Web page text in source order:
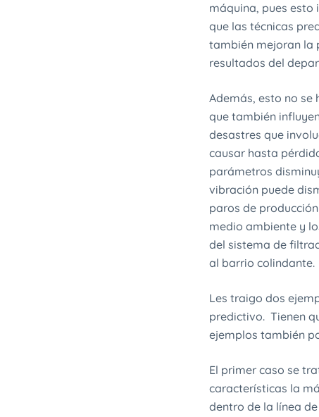
máquina, pues esto
que las técnicas
también mejoran la
resultados del
Además, esto no se
que también
desastres que
causar hasta
parámetros
vibración puede
paros de
medio ambiente y
del sistema de
al barrio colindante.
Les traigo dos
predictivo. Tienen
ejemplos también
El primer caso se
características la
dentro de la línea